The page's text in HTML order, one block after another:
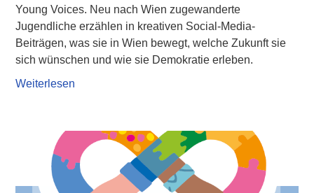
Young Voices. Neu nach Wien zugewanderte
Jugendliche erzählen in kreativen Social-Media-
Beiträgen, was sie in Wien bewegt, welche Zukunft sie
sich wünschen und wie sie Demokratie erleben.
Weiterlesen